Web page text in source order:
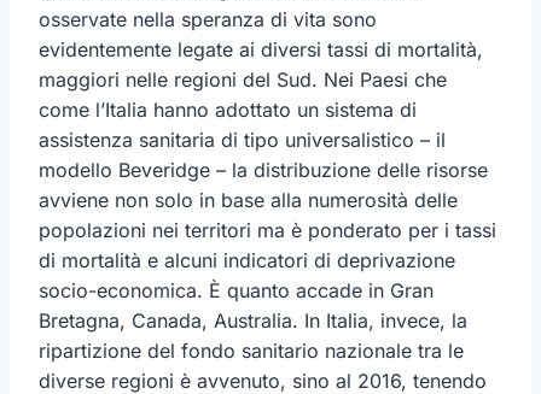
osservate nella speranza di vita sono
evidentemente legate ai diversi tassi di mortalità,
maggiori nelle regioni del Sud. Nei Paesi che
come l’Italia hanno adottato un sistema di
assistenza sanitaria di tipo universalistico – il
modello Beveridge – la distribuzione delle risorse
avviene non solo in base alla numerosità delle
popolazioni nei territori ma è ponderato per i tassi
di mortalità e alcuni indicatori di deprivazione
socio-economica. È quanto accade in Gran
Bretagna, Canada, Australia. In Italia, invece, la
ripartizione del fondo sanitario nazionale tra le
diverse regioni è avvenuto, sino al 2016, tenendo